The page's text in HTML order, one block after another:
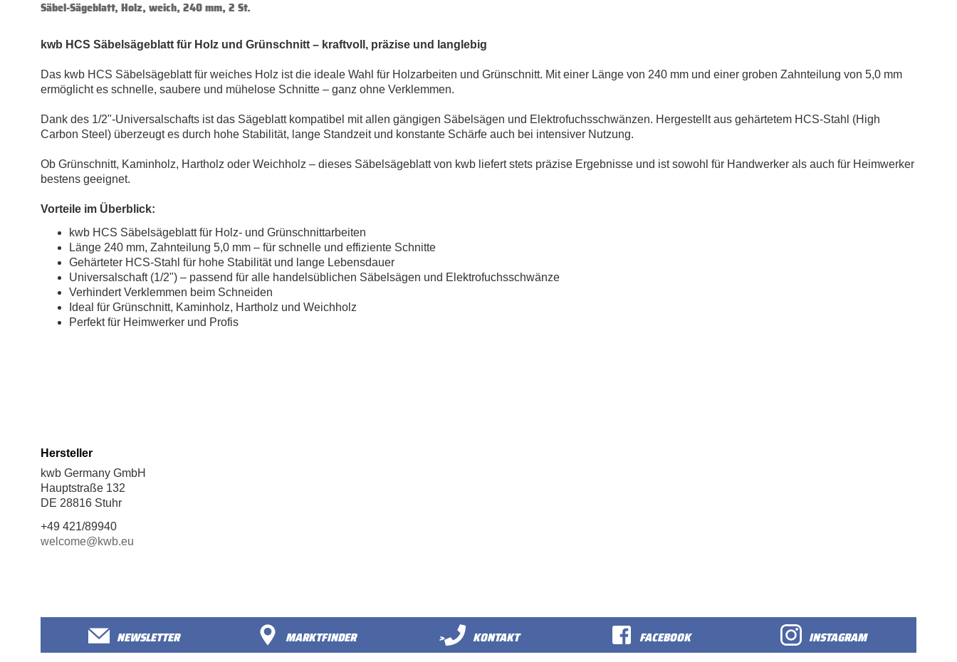
Säbel-Sägeblatt, Holz, weich, 240 mm, 2 St.
kwb HCS Säbelsägeblatt für Holz und Grünschnitt – kraftvoll , präzise und langlebig
Das kwb HCS Säbelsägeblatt für weiches Holz ist die ideale Wahl für Holzarbeiten und Grünschnitt. Mit einer Länge von 240 mm und einer groben Zahnteilung von 5,0 mm
ermöglicht es schnelle, saubere und mühelose Schnitte – ganz ohne Verklemmen.
Dank des 1/2"-Universalschafts ist das Sägeblatt kompatibel mit allen gängigen Säbelsägen und Elektrofuchsschwänzen. Hergestellt aus gehärtetem HCS-Stahl (High
Carbon Steel ) überzeugt es durch hohe Stabilität, lange Standzeit und konstante Schärfe auch bei intensiver Nutzung.
Ob Grünschnitt, Kaminholz, Hartholz oder Weichholz – dieses Säbelsägeblatt von kwb liefert stets präzise Ergebnisse und ist sowohl für Handwerker als auch für Heimwerker
bestens geeignet.
Vorteile im Ü berblick:
kwb HCS Säbelsägeblatt für Holz- und Grünschnittarbeiten
Länge 240 mm, Zahnteilung 5,0 mm – für schnelle und effiziente Schnitte
Gehärteter HCS-Stahl für hohe Stabilität und lange Lebensdauer
Universalschaft(1/2") – passend für alle handelsüblichen Säbelsägen und Elektrofuchsschwänze
Verhindert Verklemmen beim Schneiden
Ideal für Grünschnitt, Kaminholz, Hartholz und Weichholz
Perfekt für Heimwerker und Profis
Hersteller
kwb Germany GmbH
Hauptstraße 132
DE 28816 Stuhr
+49 421/89940
welcome@kwb.eu
NEWSLETTER MARKTFINDER > KONTAKT FACEBOOK INSTAGRAM